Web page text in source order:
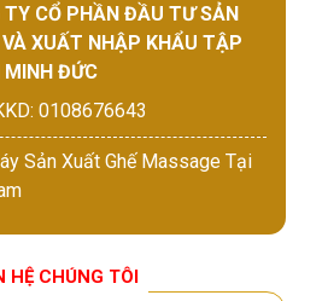
TY CỔ PHẦN ĐẦU TƯ SẢN
XUẤT NHẬP KHẨU TẬP
ĐỨC
0108676643
Sản Xuất Ghế Massage Tại
HỆ CHÚNG TÔI